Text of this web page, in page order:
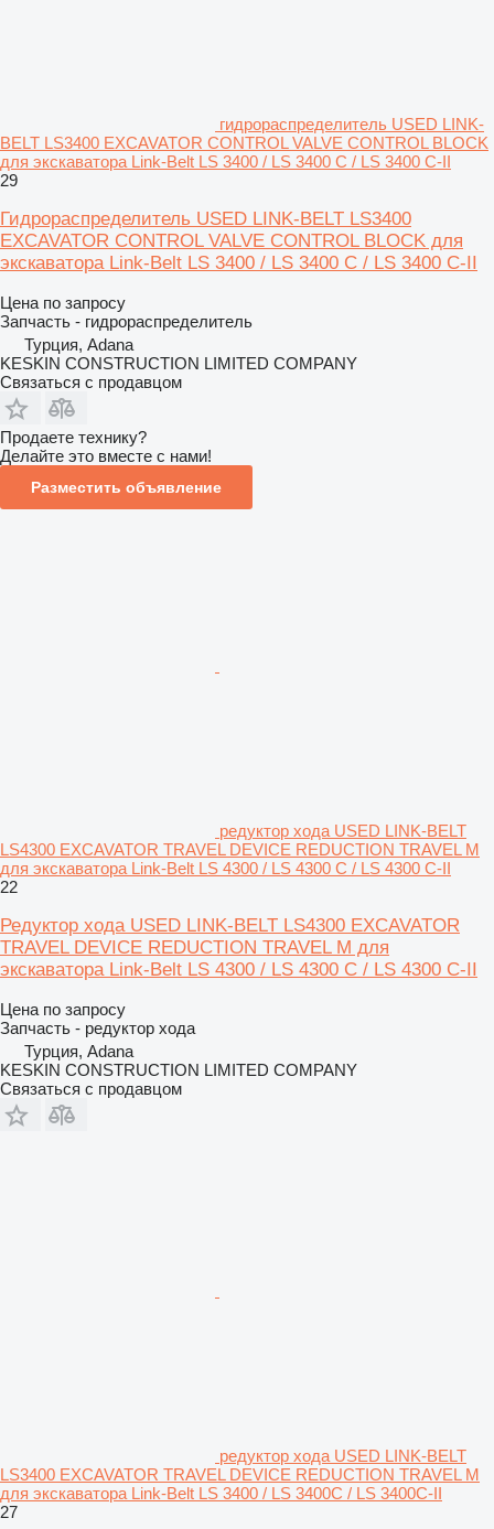
гидрораспределитель USED LINK-
BELT LS3400 EXCAVATOR CONTROL VALVE CONTROL BLOCK
для экскаватора Link-Belt LS 3400 / LS 3400 C / LS 3400 C-II
29
Гидрораспределитель USED LINK-BELT LS3400
EXCAVATOR CONTROL VALVE CONTROL BLOCK для
экскаватора Link-Belt LS 3400 / LS 3400 C / LS 3400 C-II
Цена по запросу
Запчасть - гидрораспределитель
Турция, Adana
KESKIN CONSTRUCTION LIMITED COMPANY
Связаться с продавцом
Продаете технику?
Делайте это вместе с нами!
Разместить объявление
редуктор хода USED LINK-BELT
LS4300 EXCAVATOR TRAVEL DEVICE REDUCTION TRAVEL M
для экскаватора Link-Belt LS 4300 / LS 4300 C / LS 4300 C-II
22
Редуктор хода USED LINK-BELT LS4300 EXCAVATOR
TRAVEL DEVICE REDUCTION TRAVEL M для
экскаватора Link-Belt LS 4300 / LS 4300 C / LS 4300 C-II
Цена по запросу
Запчасть - редуктор хода
Турция, Adana
KESKIN CONSTRUCTION LIMITED COMPANY
Связаться с продавцом
редуктор хода USED LINK-BELT
LS3400 EXCAVATOR TRAVEL DEVICE REDUCTION TRAVEL M
для экскаватора Link-Belt LS 3400 / LS 3400C / LS 3400C-II
27